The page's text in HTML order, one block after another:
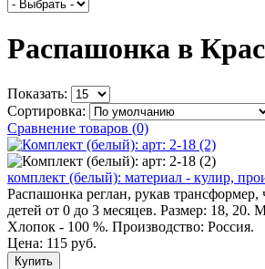
Распашонка в
Показать:
Сортировка:
Сравнение товаров (0)
комплект (белый): материал - кулир,
Распашонка реглан, рукав трансформер,
детей от 0 до 3 месяцев. Размер: 18, 20.
Хлопок - 100 %. Производство: Россия.
Цена: 115 руб.
Купить